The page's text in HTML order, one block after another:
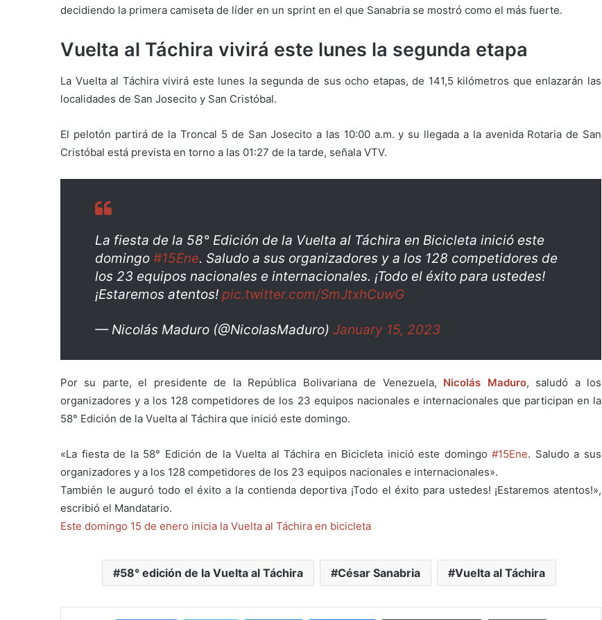
decidiendo la primera camiseta de líder en un sprint en el que Sanabria se mostró como el más fuerte.
Vuelta al Táchira vivirá este lunes la segunda etapa
La Vuelta al Táchira vivirá este lunes la segunda de sus ocho etapas, de 141,5 kilómetros que enlazarán las
localidades de San Josecito y San Cristóbal.
El pelotón partirá de la Troncal 5 de San Josecito a las 10:00 a.m. y su llegada a la avenida Rotaria de San
Cristóbal está prevista en torno a las 01:27 de la tarde, señala VTV.
La fiesta de la 58° Edición de la Vuelta al Táchira en Bicicleta inició este
domingo #15Ene. Saludo a sus organizadores y a los 128 competidores de
los 23 equipos nacionales e internacionales. ¡Todo el éxito para ustedes!
¡Estaremos atentos! pic.twitter.com/SmJtxhCuwG
— Nicolás Maduro (@NicolasMaduro) January 15, 2023
Por su parte, el presidente de la República Bolivariana de Venezuela, Nicolás Maduro, saludó a los
organizadores y a los 128 competidores de los 23 equipos nacionales e internacionales que participan en la
58° Edición de la Vuelta al Táchira que inició este domingo.
«La fiesta de la 58° Edición de la Vuelta al Táchira en Bicicleta inició este domingo#15Ene. Saludo a sus
organizadores y a los 128 competidores de los 23 equipos nacionales e internacionales».
También le auguró todo el éxito a la contienda deportiva ¡Todo el éxito para ustedes! ¡Estaremos atentos!»,
escribió el Mandatario.
Este domingo 15 de enero inicia la Vuelta al Táchira en bicicleta
58° edición de la Vuelta al Táchira César Sanabria Vuelta al Táchira